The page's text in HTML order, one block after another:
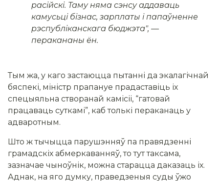
расійскі. Таму няма сэнсу аддаваць
камусьці бізнас, зарплаты і папаўненне
рэспубліканскага бюджэта", —
перакананы ён.
Тым жа, у каго застаюцца пытанні да экалагічнай
бяспекі, міністр прапануе прадаставіць іх
спецыяльна створанай камісіі, “гатовай
працаваць суткамі”, каб толькі пераканаць у
адваротным.
Што ж тычыцца парушэнняў па правядзенні
грамадскіх абмеркаванняў, то тут таксама,
зазначае чыноўнік, можна старацца даказаць іх.
Аднак, на яго думку, праведзеныя суды ўжо